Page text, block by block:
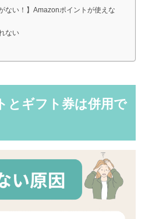
ない！】Amazonポイントが使えな
ない
とギフト券は併用で